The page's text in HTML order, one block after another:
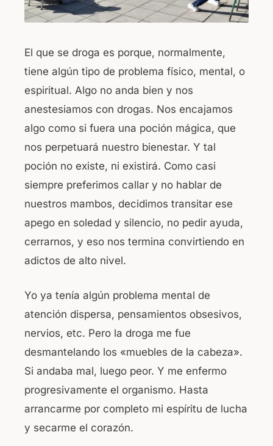
El que se droga es porque, normalmente,
tiene algún tipo de problema físico, mental, o
espiritual. Algo no anda bien y nos
anestesiamos con drogas. Nos encajamos
algo como si fuera una poción mágica, que
nos perpetuará nuestro bienestar. Y tal
poción no existe, ni existirá. Como casi
siempre preferimos callar y no hablar de
nuestros mambos, decidimos transitar ese
apego en soledad y silencio, no pedir ayuda,
cerrarnos, y eso nos termina convirtiendo en
adictos de alto nivel.
Yo ya tenía algún problema mental de
atención dispersa, pensamientos obsesivos,
nervios, etc. Pero la droga me fue
desmantelando los «muebles de la cabeza».
Si andaba mal, luego peor. Y me enfermo
progresivamente el organismo. Hasta
arrancarme por completo mi espíritu de lucha
y secarme el corazón.